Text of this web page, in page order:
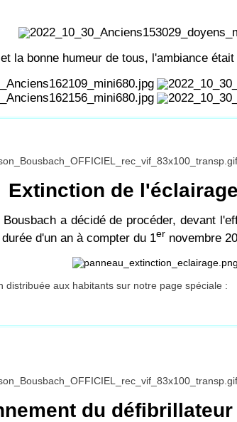
la bonne humeur de tous, l'ambiance
Extinction de
a décidé de procéder, devant
d'un an à compter du 1er novembre
aux habitants sur notre page spéciale :
du